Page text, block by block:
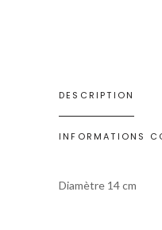
DESCRIPTION
INFORMATIONS
Diamètre 14 cm